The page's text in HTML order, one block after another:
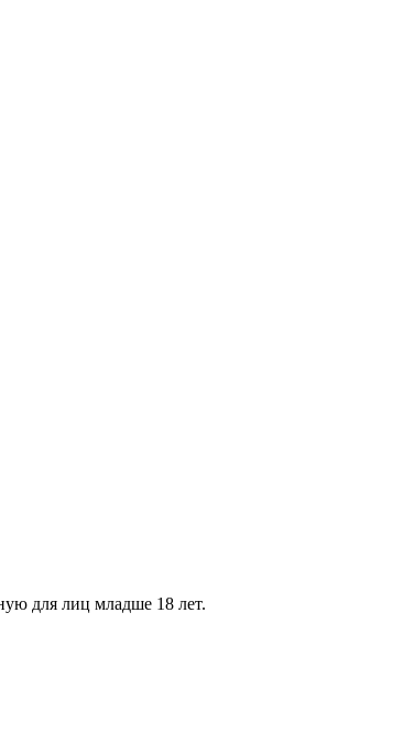
для лиц младше 18 лет.